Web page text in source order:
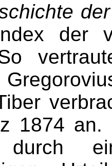
der
1874 an.
durch